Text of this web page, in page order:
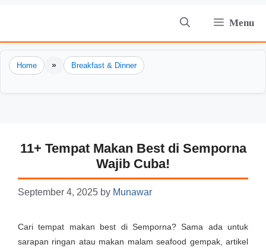
content
Menu
Home » Breakfast & Dinner
11+ Tempat Makan Best di Semporna
Wajib Cuba!
September 4, 2025 by Munawar
Cari tempat makan best di Semporna? Sama ada untuk
sarapan ringan atau makan malam seafood gempak, artikel